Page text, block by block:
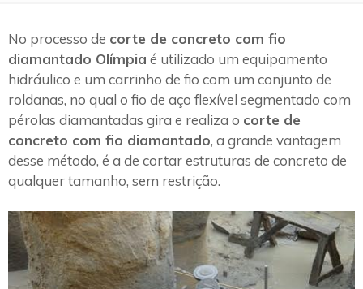
No processo de corte de concreto com fio
diamantado Olímpia é utilizado um equipamento
hidráulico e um carrinho de fio com um conjunto de
roldanas, no qual o fio de aço flexível segmentado com
pérolas diamantadas gira e realiza o corte de
concreto com fio diamantado, a grande vantagem
desse método, é a de cortar estruturas de concreto de
qualquer tamanho, sem restrição.